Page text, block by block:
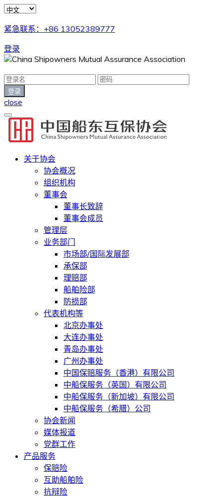
紧急联系：+86 13052389777
登录
close
关于协会
协会概况
组织机构
董事会
董事长致辞
董事会成员
管理层
业务部门
市场部/国际发展部
承保部
理赔部
船舶险部
防损部
代表机构等
北京办事处
大连办事处
青岛办事处
广州办事处
中国保赔服务（香港）有限公司
中船保服务（英国）有限公司
中船保服务（新加坡）有限公司
中船保服务（希腊）公司
协会新闻
媒体报道
党群工作
产品服务
保赔险
互助船舶险
抗辩险